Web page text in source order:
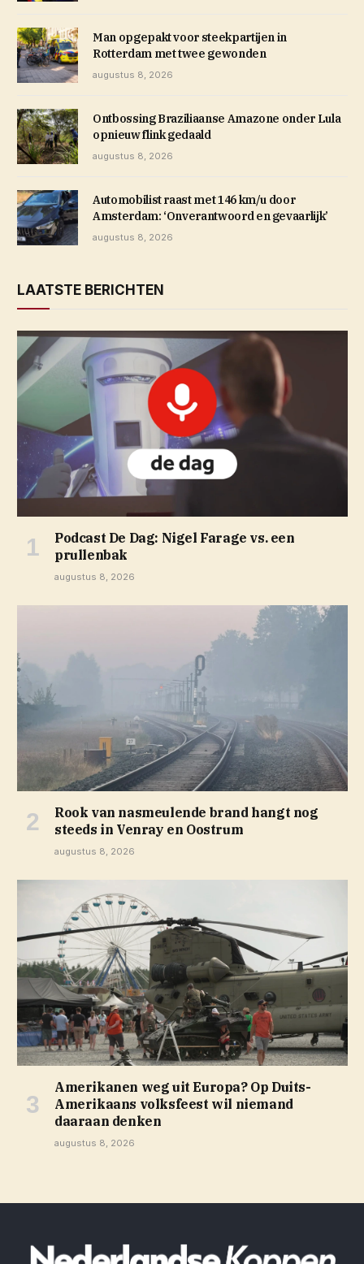
Man opgepakt voor steekpartijen in
Rotterdam met twee gewonden
augustus 8, 2026
Ontbossing Braziliaanse Amazone onder Lula
opnieuw flink gedaald
augustus 8, 2026
Automobilist raast met 146 km/u door
Amsterdam: ‘Onverantwoord en gevaarlijk’
augustus 8, 2026
LAATSTE BERICHTEN
Podcast De Dag: Nigel Farage vs. een
prullenbak
augustus 8, 2026
Rook van nasmeulende brand hangt nog
steeds in Venray en Oostrum
augustus 8, 2026
Amerikanen weg uit Europa? Op Duits-
Amerikaans volksfeest wil niemand
daaraan denken
augustus 8, 2026